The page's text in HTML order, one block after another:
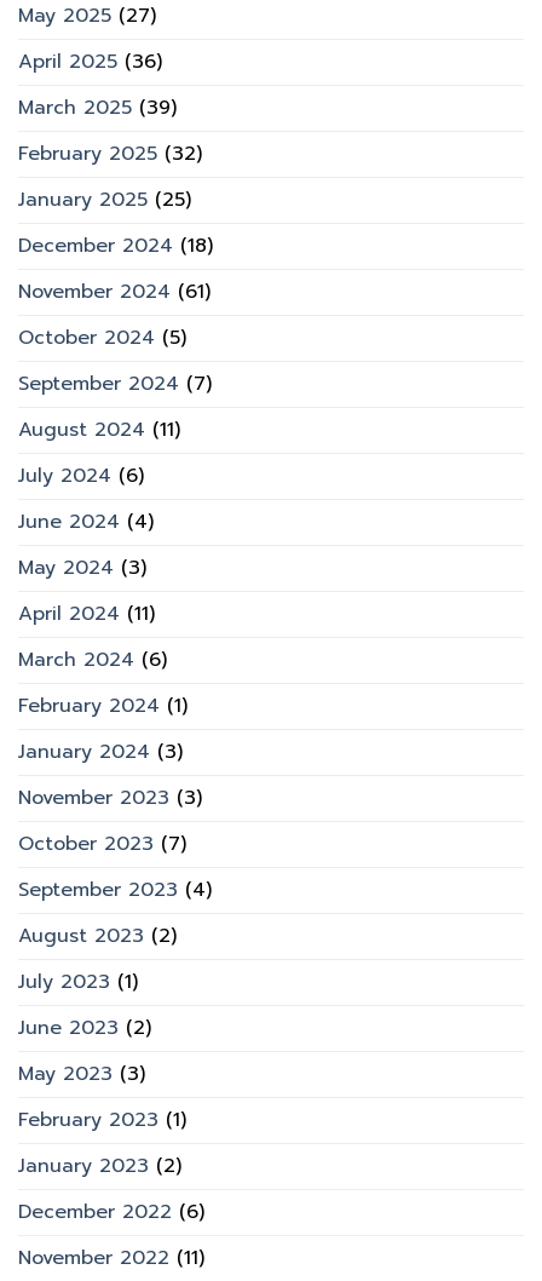
May 2025 (27)
April 2025 (36)
March 2025 (39)
February 2025 (32)
January 2025 (25)
December 2024 (18)
November 2024 (61)
October 2024 (5)
September 2024 (7)
August 2024 (11)
July 2024 (6)
June 2024 (4)
May 2024 (3)
April 2024 (11)
March 2024 (6)
February 2024 (1)
January 2024 (3)
November 2023 (3)
October 2023 (7)
September 2023 (4)
August 2023 (2)
July 2023 (1)
June 2023 (2)
May 2023 (3)
February 2023 (1)
January 2023 (2)
December 2022 (6)
November 2022 (11)